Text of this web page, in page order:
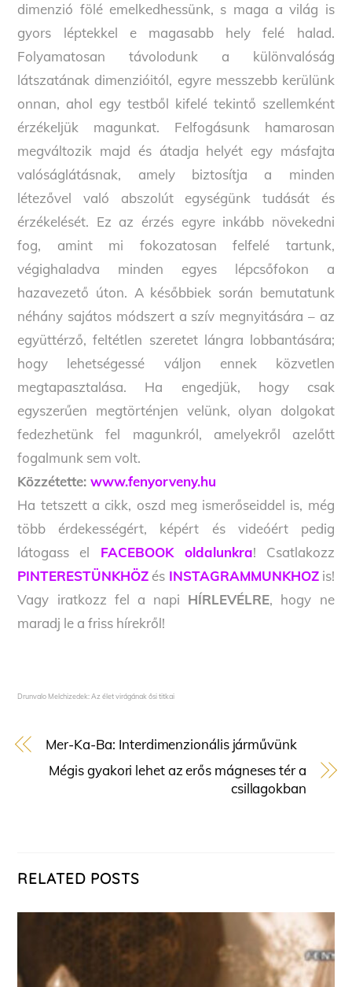
dimenzió fölé emelkedhessünk, s maga a világ is
gyors léptekkel e magasabb hely felé halad.
Folyamatosan távolodunk a különvalóság
látszatának dimenzióitól, egyre messzebb kerülünk
onnan, ahol egy testből kifelé tekintő szellemként
érzékeljük magunkat. Felfogásunk hamarosan
megváltozik majd és átadja helyét egy másfajta
valóságlátásnak, amely biztosítja a minden
létezővel való abszolút egységünk tudását és
érzékelését. Ez az érzés egyre inkább növekedni
fog, amint mi fokozatosan felfelé tartunk,
végighaladva minden egyes lépcsőfokon a
hazavezető úton. A későbbiek során bemutatunk
néhány sajátos módszert a szív megnyitására – az
együttérző, feltétlen szeretet lángra lobbantására;
hogy lehetségessé váljon ennek közvetlen
megtapasztalása. Ha engedjük, hogy csak
egyszerűen megtörténjen velünk, olyan dolgokat
fedezhetünk fel magunkról, amelyekről azelőtt
fogalmunk sem volt.
Közzétette:www.fenyorveny.hu
Ha tetszett a cikk, oszd meg ismerőseiddel is, még
több érdekességért, képért és videóért pedig
látogass el FACEBOOK oldalunkra! Csatlakozz
PINTERESTÜNKHÖZ és INSTAGRAMMUNKHOZis!
Vagy iratkozz fel a napi HÍRLEVÉLRE, hogy ne
maradj le a friss hírekről!
Drunvalo Melchizedek: Az élet virágának ősi titkai
Mer-Ka-Ba: Interdimenzionális járművünk
Mégis gyakori lehet az erős mágneses tér a
csillagokban
RELATED POSTS